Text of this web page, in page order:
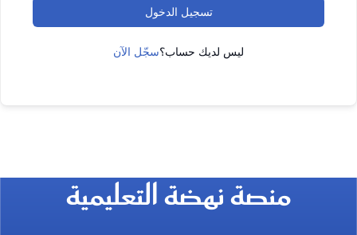
تسجيل الدخول
ليس لديك حساب؟سجّل الآن
منصة نهضة التعليمية